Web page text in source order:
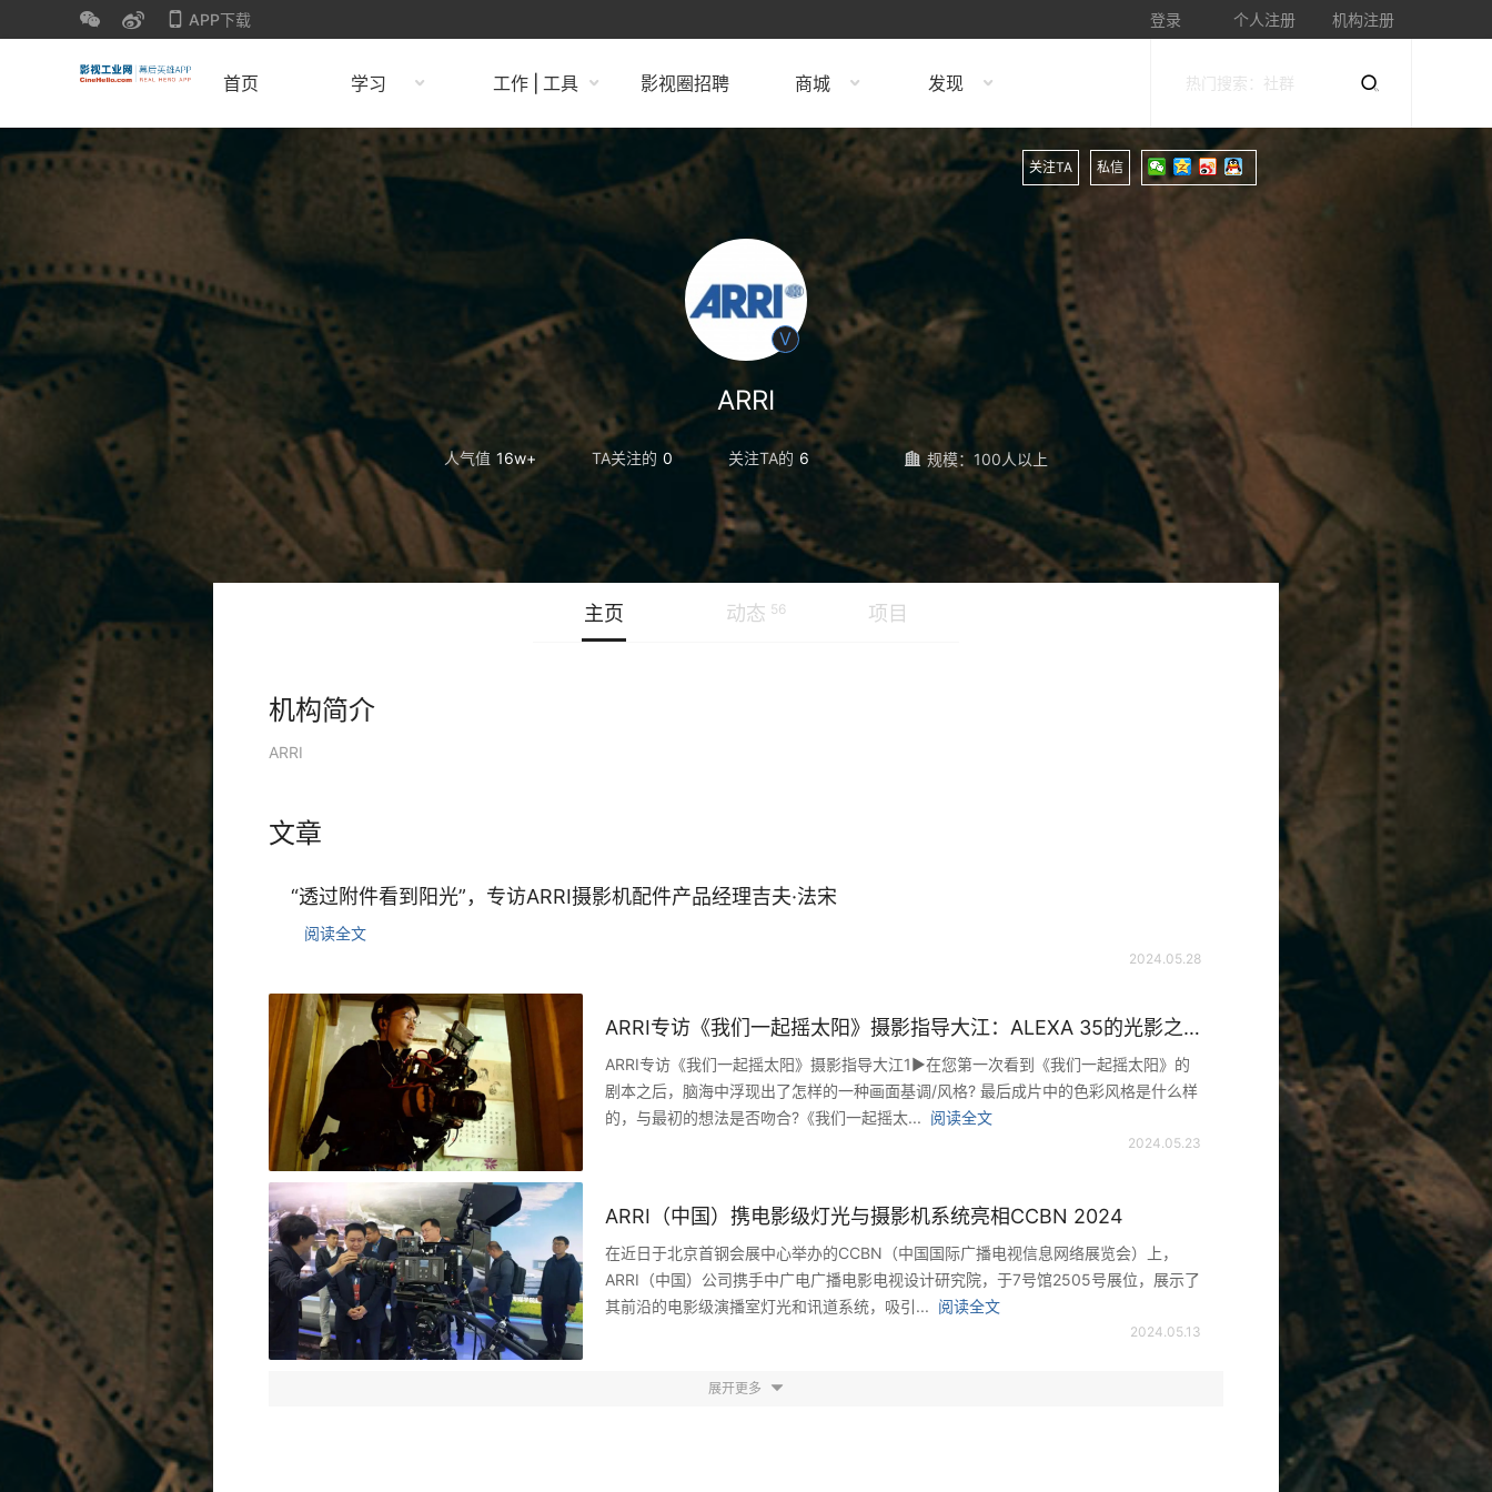
APP下载 登录 个人注册 机构注册
首页 学习 工作 | 工具 影视圈招聘 商城 发现
关注TA 私信
V
ARRI
人气值 16w+ TA关注的 0 关注TA的 6 规模：100人以上
主页 动态 56 项目
机构简介
ARRI
文章
“透过附件看到阳光”，专访ARRI摄影机配件产品经理吉夫·法宋
阅读全文
2024.05.28
ARRI专访《我们一起摇太阳》摄影指导大江：ALEXA 35的光影之旅
ARRI专访《我们一起摇太阳》摄影指导大江1►在您第一次看到《我们一起摇太阳》的
剧本之后，脑海中浮现出了怎样的一种画面基调/⻛格? 最后成片中的色彩⻛格是什么样
的，与最初的想法是否吻合?《我们一起摇太... 阅读全文
2024.05.23
ARRI（中国）携电影级灯光与摄影机系统亮相CCBN 2024
在近日于北京首钢会展中心举办的CCBN（中国国际广播电视信息网络展览会）上，
ARRI（中国）公司携手中广电广播电影电视设计研究院，于7号馆2505号展位，展示了
其前沿的电影级演播室灯光和讯道系统，吸引... 阅读全文
2024.05.13
展开更多